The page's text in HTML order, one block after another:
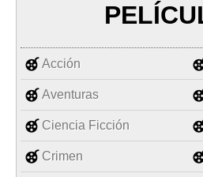
Acción
Aventuras
Ciencia Ficción
Crimen